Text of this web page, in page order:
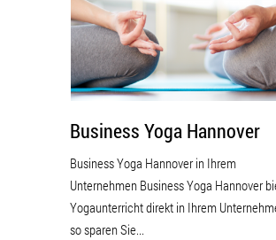
Business Yoga Hannover
Business Yoga Hannover in Ihrem
Unternehmen Business Yoga Hannover
Yogaunterricht direkt in Ihrem
so sparen Sie...